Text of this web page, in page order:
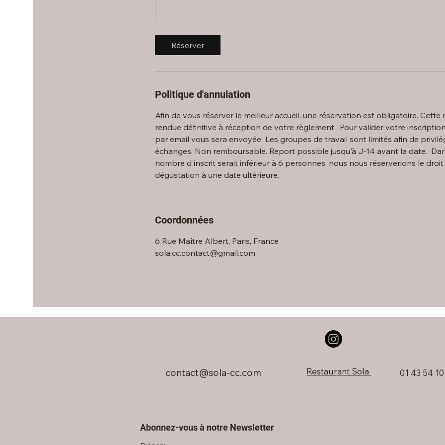
Réserver
Politique d'annulation
Afin de vous réserver le meilleur accueil, une réservation est obligatoire. Cette
rendue définitive à réception de votre règlement. ‍ Pour valider votre
par email vous sera envoyée ‍ Les groupes de travail sont limités afin de
échanges. Non remboursable. Report possible jusqu'à J-14 avant la date.
nombre d'inscrit serait inférieur à 6 personnes, nous nous réserverions le
dégustation à une date ultérieure.
Coordonnées
6 Rue Maître Albert, Paris, France
sola.cc.contact@gmail.com
Abonnez-vous à notre Newsletter
contact@sola-cc.com Restaurant Sola 01 43 54